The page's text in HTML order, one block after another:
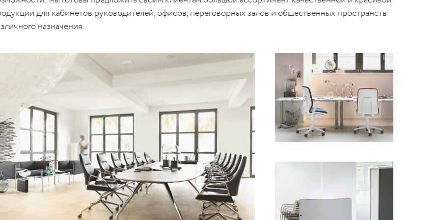
для кабинетов руководителей, офисов, переговорных залов и общественных пространств
назначения.